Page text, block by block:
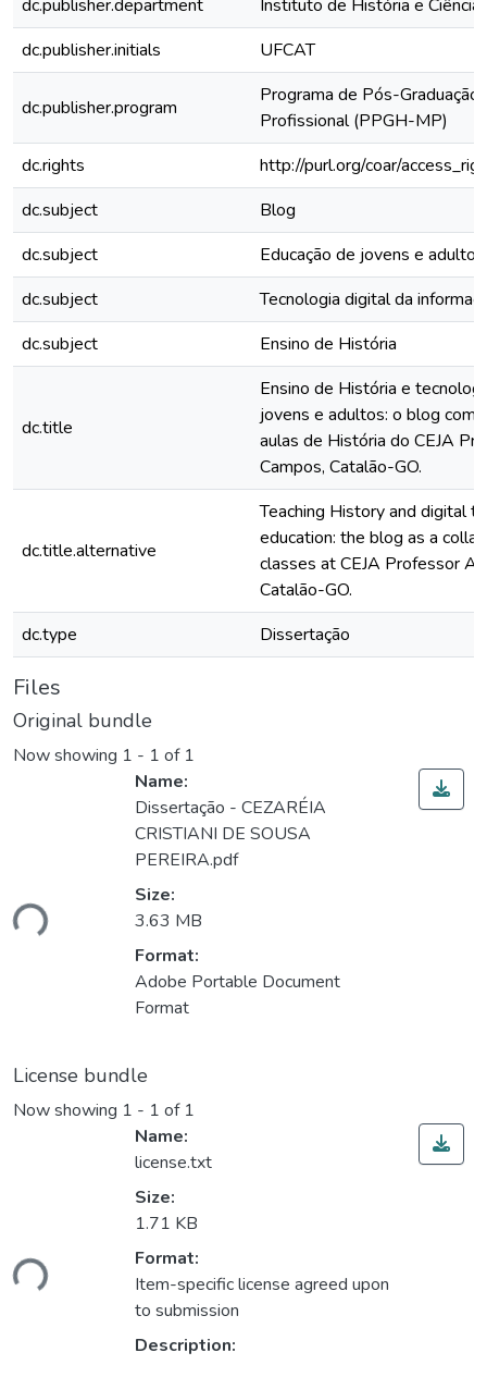
dc.publisher.department
Instituto de História e
dc.publisher.initials
UFCAT
dc.publisher.program
Programa de Pós-
Profissional (PPGH-MP)
dc.rights
http://purl.org/coar/
dc.subject
Blog
dc.subject
Educação de jovens e adultos
dc.subject
Tecnologia digital da
dc.subject
Ensino de História
dc.title
Ensino de História e
jovens e adultos: o blog
aulas de História do CEJA
Campos, Catalão-GO.
dc.title.alternative
Teaching History and digital
education: the blog as a
classes at CEJA Professor
Catalão-GO.
dc.type
Dissertação
Files
Original bundle
Now showing 1 - 1 of 1
Name:
Dissertação - CEZARÉIA
CRISTIANI DE SOUSA
PEREIRA.pdf
Size:
3.63 MB
Format:
Adobe Portable Document
Format
License bundle
Now showing 1 - 1 of 1
Name:
license.txt
Size:
1.71 KB
Format:
Item-specific license agreed upon
to submission
Description: